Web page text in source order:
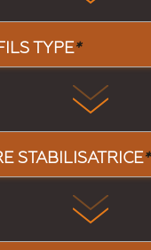
TYPE*
STABILISATRICE*